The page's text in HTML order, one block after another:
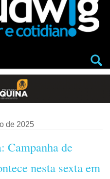
de 2025
Campanha de
nesta sexta em